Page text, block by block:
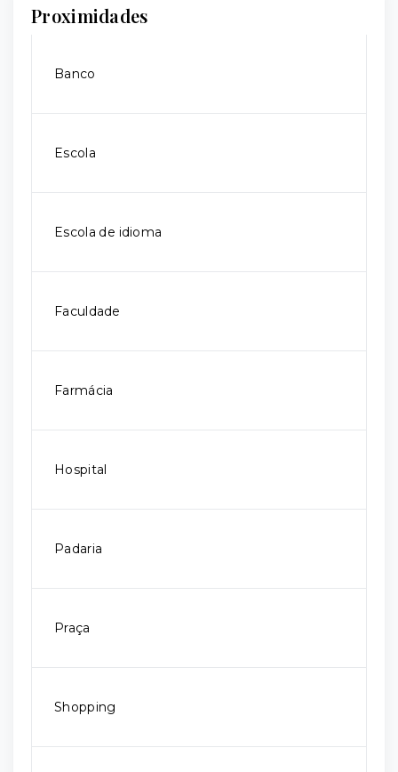
Proximidades
Banco
Escola
Escola de idioma
Faculdade
Farmácia
Hospital
Padaria
Praça
Shopping